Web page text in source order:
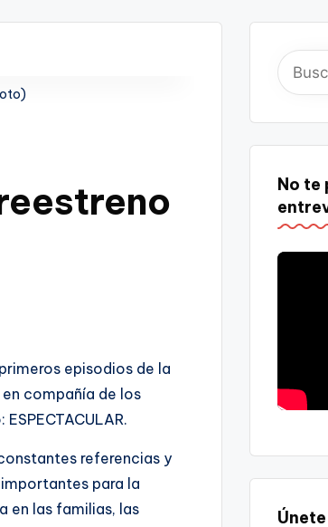
episodios de la
compañía de los
referencias y
para la
en las familias, las
No te